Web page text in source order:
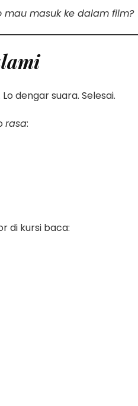
masuk ke dalam film?
dengar suara. Selesai.
rasa:
di kursi baca: